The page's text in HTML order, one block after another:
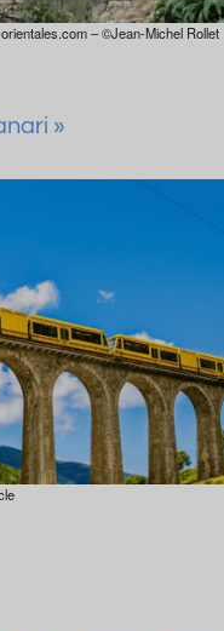
– ©Jean-Michel Rollet
»